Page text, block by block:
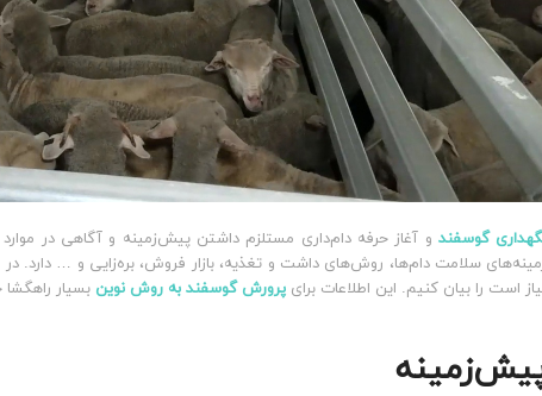
گوسفند و آغاز حرفه دام‌داری مستلزم داشتن پیش‌زمینه و آگاهی در
سلامت دام‌ها، روش‌های داشت و تغذیه، بازار فروش، بره‌زایی و … دارد.
است را بیان کنیم. این اطلاعات برای پرورش گوسفند به روش نوین بسیار راهگشا